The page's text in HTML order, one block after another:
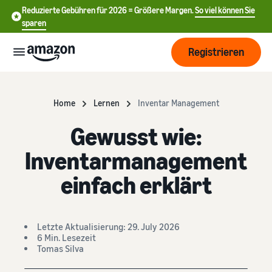
Reduzierte Gebühren für 2026 = Größere Margen.So viel können Sie
sparen
dem
Verkauf
Verkaufstarif wählen
Verkaufstarife vergleichen
Übersicht über die
Auftragsabwicklung
Versand durch Amazon
Lagern Sie Versand
Retouren und
Wachsen
Sie mehr
Kunden
Preisgestaltung
中
文
English
- GB
Deutsch
Registrieren
Home Lernen Inventar Management
Gewusst wie:
Inventarmanagement
einfach erklärt
Letzte Aktualisierung: 29. July 2026
6 Min. Lesezeit
Tomas Silva